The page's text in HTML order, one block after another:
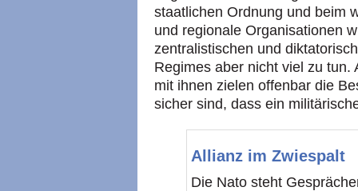
staatlichen Ordnung und beim
und regionale Organisationen
zentralistischen und
Regimes aber nicht viel zu
mit ihnen zielen offenbar die
sicher sind, dass ein
Allianz im Zwiespalt
Die Nato steht